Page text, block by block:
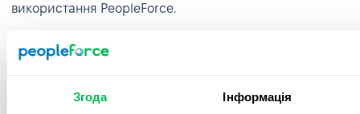
Згода Інформація
використання PeopleForce.